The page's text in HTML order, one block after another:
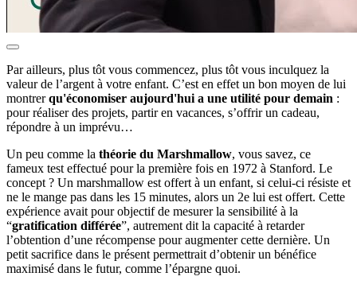
Par ailleurs, plus tôt vous commencez, plus tôt vous inculquez la
valeur de l’argent à votre enfant. C’est en effet un bon moyen de lui
montrerqu'économiser aujourd'hui a une utilité pour demain :
pour réaliser des projets, partir en vacances, s’offrir un cadeau,
répondre à un imprévu…
Un peu comme la théorie du Marshmallow, vous savez, ce
fameux test effectué pour la première fois en 1972 à Stanford. Le
concept ? Un marshmallow est offert à un enfant, si celui-ci résiste et
ne le mange pas dans les 15 minutes, alors un 2e lui est offert. Cette
expérience avait pour objectif de mesurer la sensibilité à la
“gratification différée”, autrement dit la capacité à retarder
l’obtention d’une récompense pour augmenter cette dernière. Un
petit sacrifice dans le présent permettrait d’obtenir un bénéfice
maximisé dans le futur, comme l’épargne quoi.